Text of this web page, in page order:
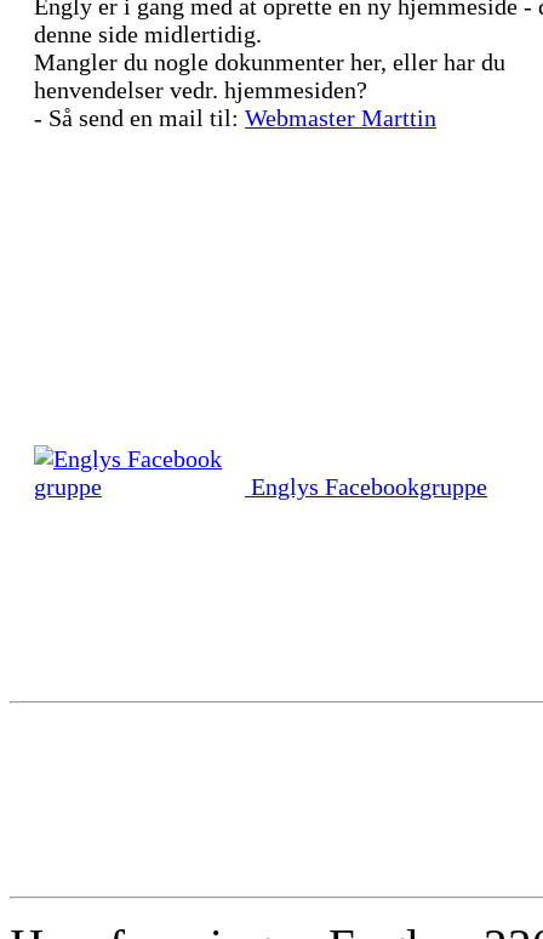
Engly er i gang med at oprette en ny hjemmeside -
denne side midlertidig.
Mangler du nogle dokunmenter her, eller har du
henvendelser vedr. hjemmesiden?
- Så send en mail til: Webmaster Marttin
Englys Facebookgruppe